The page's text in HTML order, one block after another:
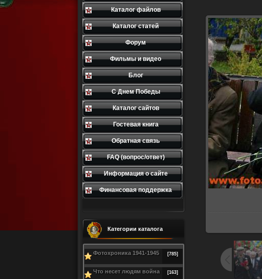
Каталог файлов
Каталог статей
Форум
Фильмы и видео
Блог
С Днем Победы
Каталог сайтов
Гостевая книга
Обратная связь
FAQ (вопрос/ответ)
Информация о сайте
Финансовая поддержка
Категории каталога
Фотохроника 1941-1945 [785]
Что несет людям война [163]